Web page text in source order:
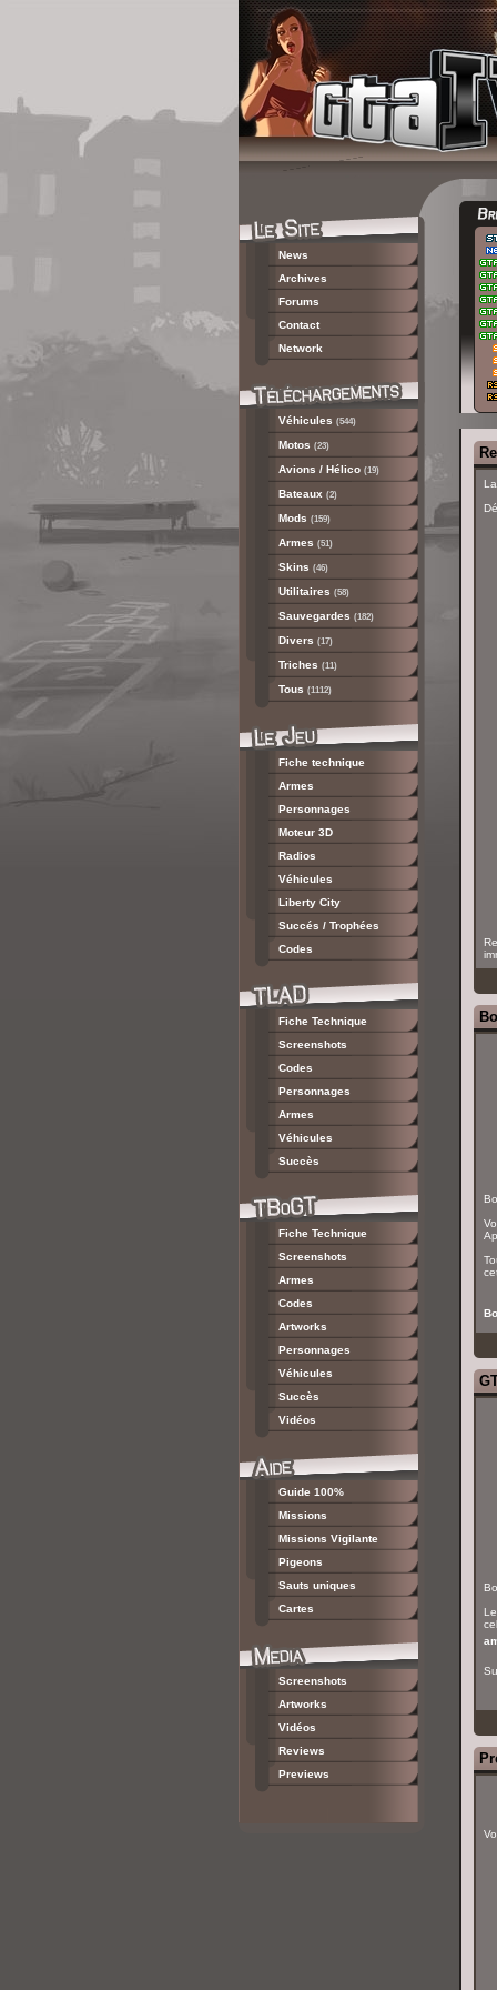
News
Archives
Forums
Contact
Network
Véhicules (544)
Motos (23)
Avions / Hélico (19)
Bateaux (2)
Mods (159)
Armes (51)
Skins (46)
Utilitaires (58)
Sauvegardes (182)
Divers (17)
Triches (11)
Tous (1112)
Fiche technique
Armes
Personnages
Moteur 3D
Radios
Véhicules
Liberty City
Succés / Trophées
Codes
Fiche Technique
Screenshots
Codes
Personnages
Armes
Véhicules
Succès
Fiche Technique
Screenshots
Armes
Codes
Artworks
Personnages
Véhicules
Succès
Vidéos
Guide 100%
Missions
Missions Vigilante
Pigeons
Sauts uniques
Cartes
Screenshots
Artworks
Vidéos
Reviews
Previews